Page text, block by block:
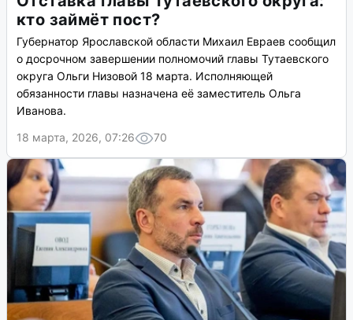
кто займёт пост?
Губернатор Ярославской области Михаил Евраев сообщил
о досрочном завершении полномочий главы Тутаевского
округа Ольги Низовой 18 марта. Исполняющей
обязанности главы назначена её заместитель Ольга
Иванова.
18 марта, 2026, 07:26
70